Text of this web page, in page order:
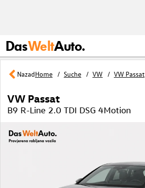
DasWeltAuto.
NazadHome Suche VW VW Passat
VW Passat
B9 R-Line 2.0 TDI DSG 4Motion